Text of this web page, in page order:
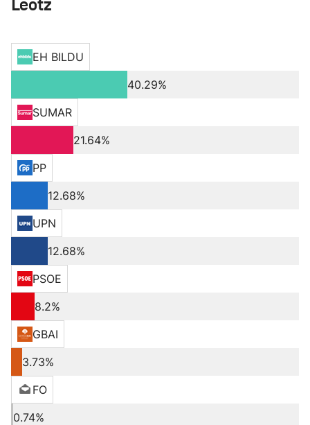
Leotz
EH BILDU
40.29%
SUMAR
21.64%
PP
12.68%
UPN
12.68%
PSOE
8.2%
GBAI
3.73%
FO
0.74%